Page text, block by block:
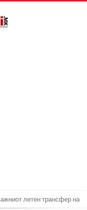
летен трансфер на